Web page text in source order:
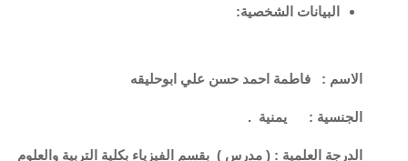
البيانات الشخصية:
الاسم : فاطمة احمد حسن علي ابوحليقه
الجنسية : يمنية .
الدرجة العلمية : ( مدرس ) بقسم الفيزياء بكلية التربية والعلوم